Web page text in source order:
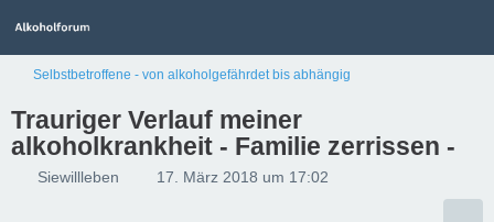
Selbstbetroffene - von alkoholgefährdet bis abhängig
Trauriger Verlauf meiner
alkoholkrankheit - Familie zerrissen -
Siewillleben 17. März 2018 um 17:02